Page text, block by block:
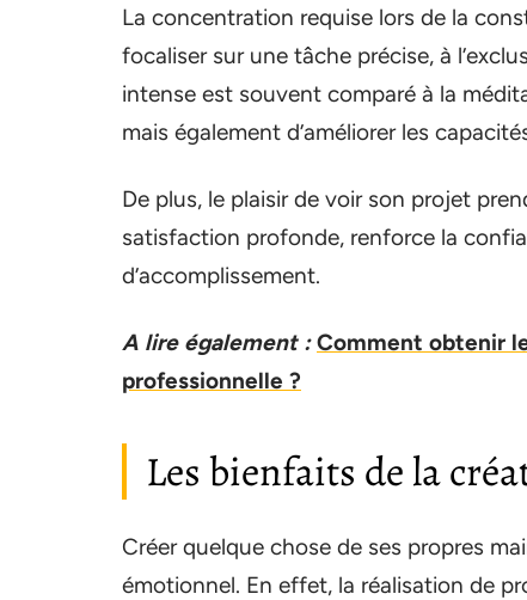
La concentration requise lors de la
focaliser sur une tâche précise, à
intense est souvent comparé à la
mais également d’améliorer les
De plus, le plaisir de voir son projet
satisfaction profonde, renforce la
d’accomplissement.
A lire également : Comment obtenir
professionnelle ?
Les bienfaits de la
Créer quelque chose de ses propres
émotionnel. En effet, la réalisation de